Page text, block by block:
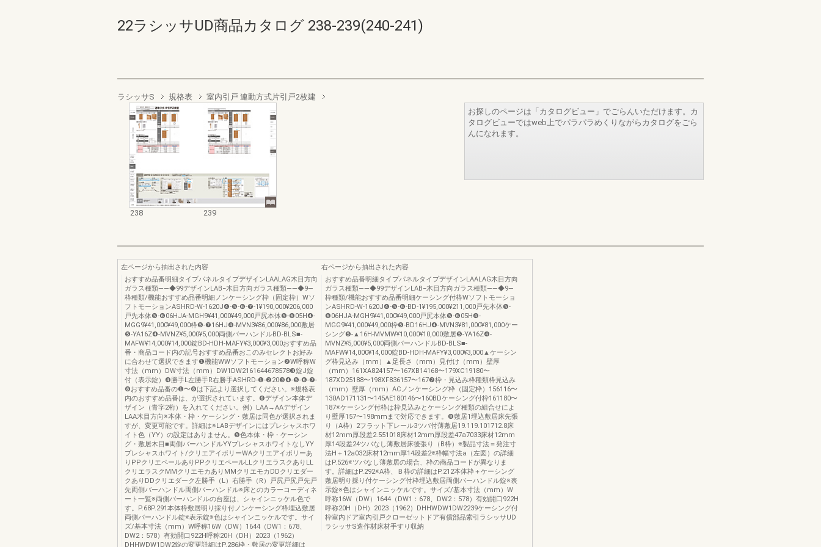
22ラシッサUD商品カタログ 238-239(240-241)
ラシッサS 規格表 室内引戸 連動方式片引戸2枚建
238 239
お探しのページは「カタログビュー」でごらんいただけます。カ
タログビューではweb上でパラパラめくりながらカタログをごら
んになれます。
左ページから抽出された内容
おすすめ品番明細タイプパネルタイプデザインLAALAG木目方向
ガラス種類――◆99デザインLAB−木目方向ガラス種類――◆9―
枠種類/機能おすすめ品番明細ノンケーシング枠（固定枠）Wソ
フトモーションASHRD-W-1620J❹-❺-❻-❼-1¥190,000¥206,000
戸先本体❺-❻06HJA-MGH9¥41,000¥49,000戸尻本体❺-❻05H❹-
MGG9¥41,000¥49,000枠❺-❼16HJ❹-MVN3¥86,000¥86,000敷居
❺-YA16Z❹-MVNZ¥5,000¥5,000両側バーハンドルBD-BLS■-
MAFW¥14,000¥14,000錠BD-HDH-MAFY¥3,000¥3,000おすすめ品
番・商品コード内の記号おすすめ品番おこのみセレクトお好み
に合わせて選択できます❶機能WWソフトモーション❷W呼称W
寸法（mm）DW寸法（mm）DW1DW2161644678578❸錠J錠
付（表示錠）❹勝手L左勝手R右勝手ASHRD-❶-❷20❸❹-❺-❻-❼-
❽おすすめ品番の❶〜❽は下記より選択してください。※規格表
内のおすすめ品番は、が選択されています。❻デザイン本体デ
ザイン（青字2桁）を入れてください。例）LAA→AAデザイン
LAA木目方向※本体・枠・ケーシング・敷居は同色が選択されま
すが、変更可能です。詳細は※LABデザインにはプレシャスホワ
イト色（YY）の設定はありません。❺色本体・枠・ケーシン
グ・敷居木目■両側バーハンドルYYプレシャスホワイトなしYY
プレシャスホワイト/クリエアイボリーWAクリエアイボリーあ
りPPクリエペールありPPクリエペールLLクリエラスクありLL
クリエラスクMMクリエモカありMMクリエモカDDクリエダー
クありDDクリエダーク左勝手（L）右勝手（R）戸尻戸尻戸先戸
先両側バーハンドル両側バーハンドル※床とのカラーコーディネ
ート一覧※両側バーハンドルの台座は、シャインニッケル色で
す。P.68P.291本体枠敷居明り採り付ノンケーシング枠埋込敷居
両側バーハンドル錠※表示錠※色はシャインニッケルです。サイ
ズ/基本寸法（mm）W呼称16W（DW）1644（DW1：678、
DW2：578）有効開口922H呼称20H（DH）2023（1962）
DHHWDW1DW2錠の変更詳細はP.286枠・敷居の変更詳細は
右ページから抽出された内容
おすすめ品番明細タイプパネルタイプデザインLAALAG木目方向
ガラス種類――◆99デザインLAB−木目方向ガラス種類――◆9―
枠種類/機能おすすめ品番明細ケーシング付枠Wソフトモーショ
ンASHRD-W-1620J❹-❺-❻-BD-1¥195,000¥211,000戸先本体❺-
❻06HJA-MGH9¥41,000¥49,000戸尻本体❺-❻05H❹-
MGG9¥41,000¥49,000枠❺-BD16HJ❹-MVN3¥81,000¥81,000ケー
シング❺-▲16H-MVMW¥10,000¥10,000敷居❺-YA16Z❹-
MVNZ¥5,000¥5,000両側バーハンドルBD-BLS■-
MAFW¥14,000¥14,000錠BD-HDH-MAFY¥3,000¥3,000▲ケーシン
グ枠見込み（mm）▲足長さ（mm）見付け（mm）壁厚
（mm）161XA824157〜167XB14168〜179XC19180〜
187XD25188〜198XF836157〜167❼枠・見込み枠種類枠見込み
（mm）壁厚（mm）ACノンケーシング枠（固定枠）156116〜
130AD171131〜145AE180146〜160BDケーシング付枠161180〜
187※ケーシング付枠は枠見込みとケーシング種類の組合せによ
り壁厚157〜198mmまで対応できます。❽敷居1埋込敷居床先張
り（A枠）2フラット下レール3ツバ付薄敷居19.119.101712.8床
材12mm厚段差2.551018床材12mm厚段差47a7033床材12mm
厚14段差24ツバなし薄敷居床後張り（B枠）※製品寸法＝発注寸
法H＋12a032床材12mm厚14段差2※枠幅寸法a（左図）の詳細
はP.526※ツバなし薄敷居の場合、枠の商品コードが異なりま
す。詳細はP.292※A枠、Ｂ枠の詳細はP.212本体枠＋ケーシング
敷居明り採り付ケーシング付枠埋込敷居両側バーハンドル錠※表
示錠※色はシャインニッケルです。サイズ/基本寸法（mm）W
呼称16W（DW）1644（DW1：678、DW2：578）有効開口922H
呼称20H（DH）2023（1962）DHHWDW1DW2239ケーシング付
枠室内ドア室内引戸クローゼットドア有償部品索引ラシッサUD
ラシッサS造作材床材手すり収納